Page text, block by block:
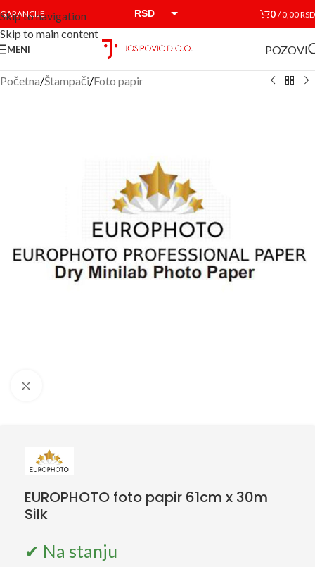
Skip to navigation
Skip to main content
GARANCIJE RSD 0 /0,00RSD
MENI POZOVI
Početna/Štampači/Foto papir
EUROPHOTO foto papir 61cm x 30m
Silk
✔ Na stanju